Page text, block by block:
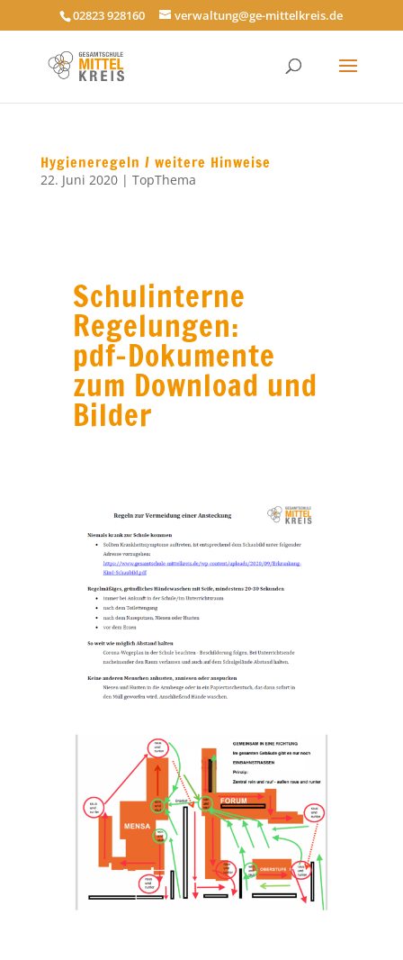
02823 928160 verwaltung@ge-mittelkreis.de
Hygieneregeln / weitere Hinweise
22. Juni 2020| TopThema
Schulinterne
Regelungen:
pdf-Dokumente
zum Download und
Bilder